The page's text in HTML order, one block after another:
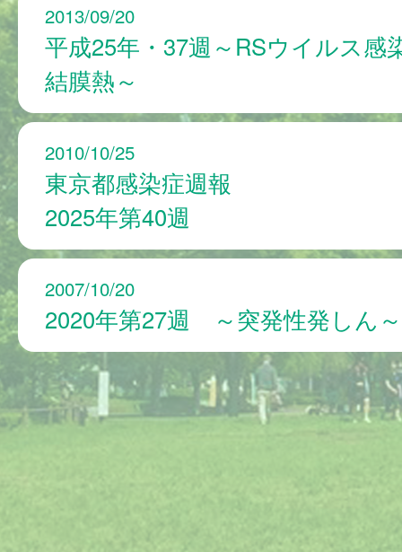
2013/09/20
平成25年・37週～RSウイルス感
結膜熱～
2010/10/25
東京都感染症週報
2025年第40週
2007/10/20
2020年第27週 ～突発性発しん～